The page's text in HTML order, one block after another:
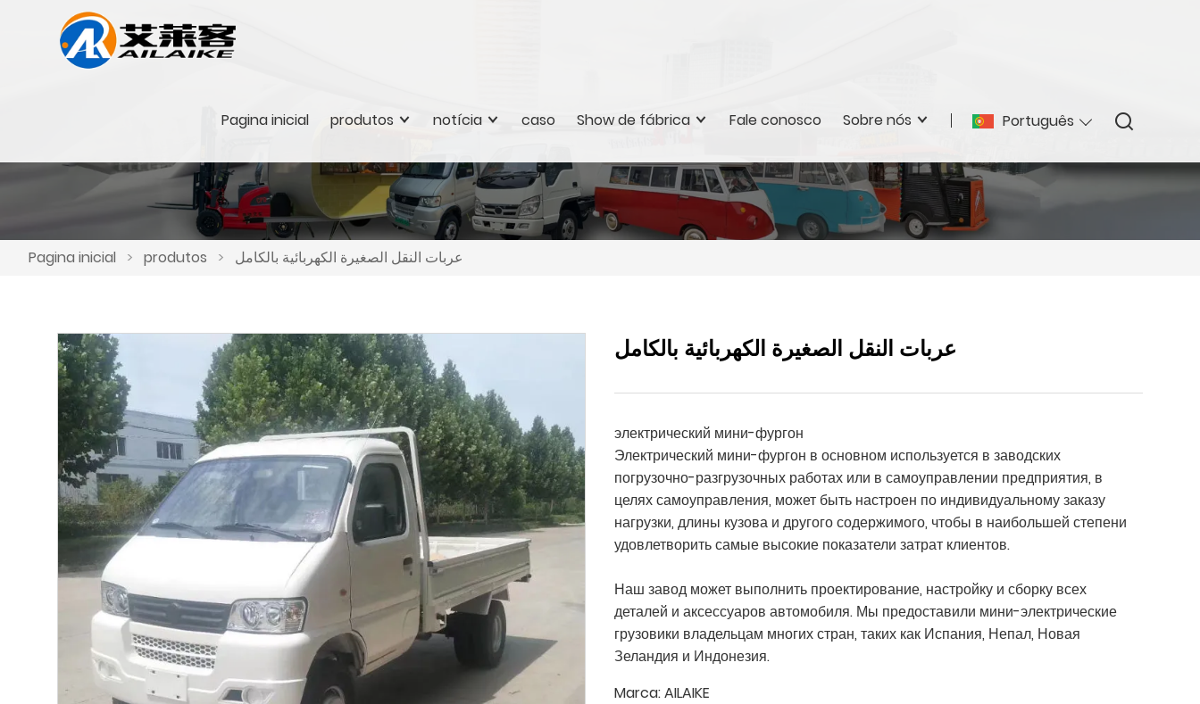
Português
Pagina inicial produtos notícia caso Show de fábrica Fale conosco Sobre nós
Pagina inicial > produtos > عربات النقل الصغيرة الكهربائية بالكامل
عربات النقل الصغيرة الكهربائية بالكامل
электрический мини-фургон
Электрический мини-фургон в основном используется в заводских
погрузочно-разгрузочных работах или в самоуправлении предприятия, в
целях самоуправления, может быть настроен по индивидуальному заказу
нагрузки, длины кузова и другого содержимого, чтобы в наибольшей степени
удовлетворить самые высокие показатели затрат клиентов.
Наш завод может выполнить проектирование, настройку и сборку всех
деталей и аксессуаров автомобиля. Мы предоставили мини-электрические
грузовики владельцам многих стран, таких как Испания, Непал, Новая
Зеландия и Индонезия.
Marca:AILAIKE